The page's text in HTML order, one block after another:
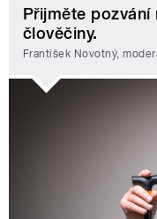
Přijměte pozvání
člověčiny.
František Novotný,